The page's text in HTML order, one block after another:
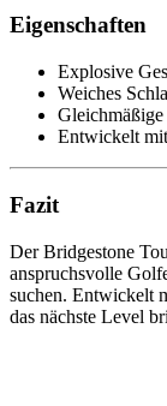
Eigenschaften
Explosive
Weiches
Entwickelt
Fazit
Der Bridgestone
anspruchsvolle
suchen. Entwickelt
das nächste Level